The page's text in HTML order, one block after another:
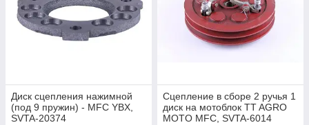
Диск сцепления нажимной
(под 9 пружин) - MFC YBX,
SVTA-20374
Сцепление в сборе 2 ручья 1
диск на мотоблок TT AGRO
MOTO MFC, SVTA-6014